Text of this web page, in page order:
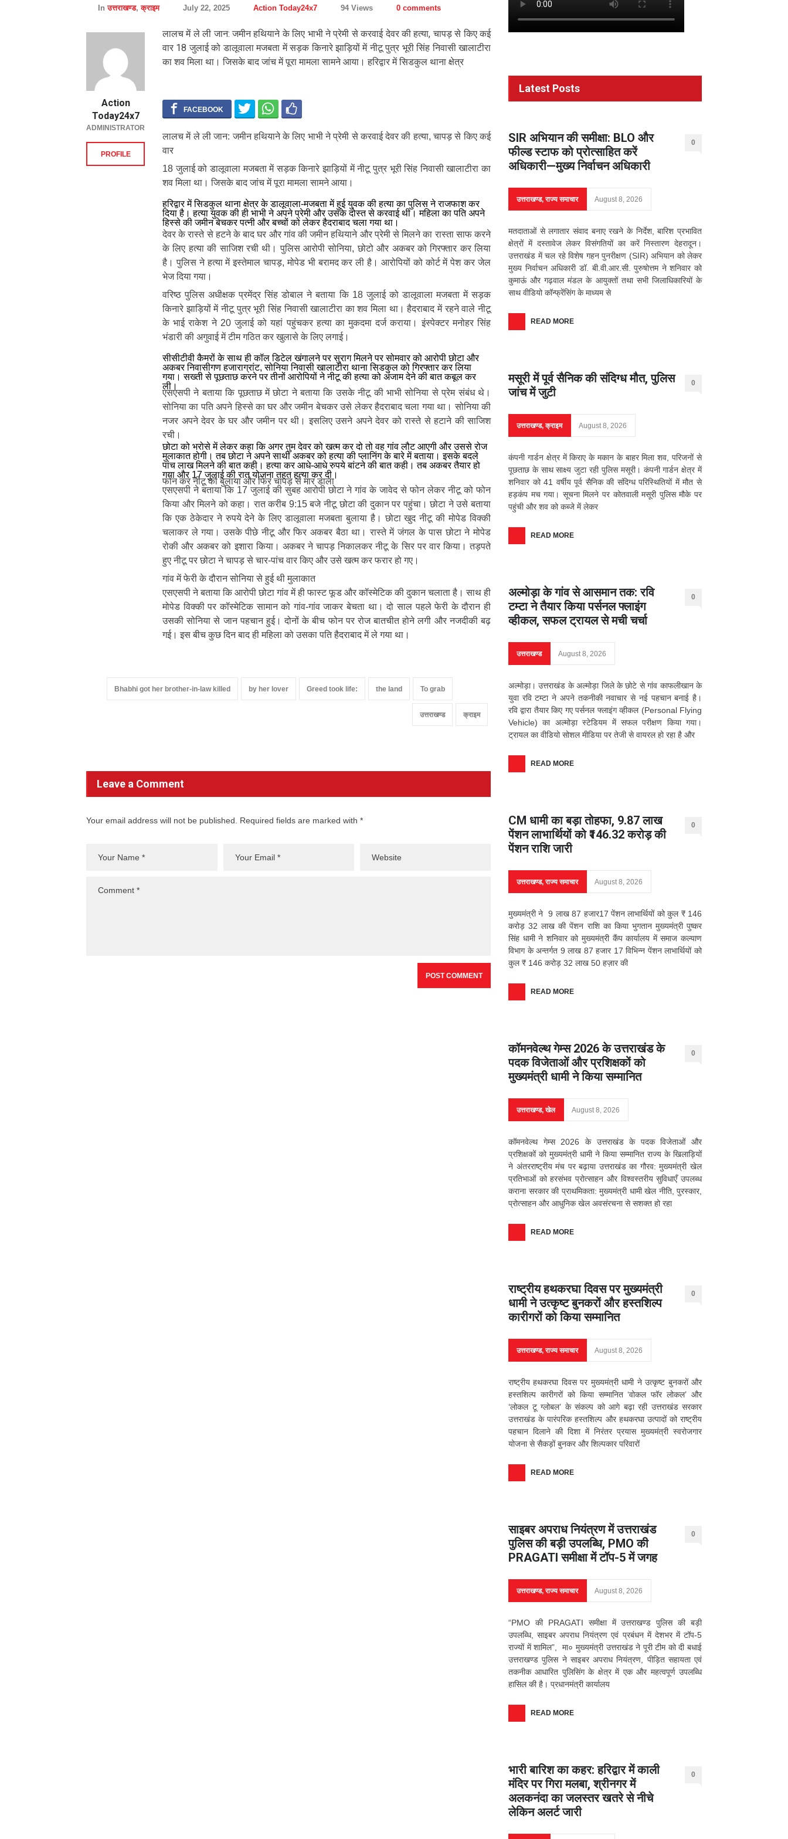
Inउत्तराखण्ड,क्राइम July 22, 2025 Action Today24x7 94 Views 0 comments
लालच में ले ली जान: जमीन हथियाने के लिए भाभी ने प्रेमी से करवाई देवर की हत्या, चापड़ से किए कई
वार 18 जुलाई को डालूवाला मजबता में सड़क किनारे झाड़ियों में नीटू पुत्र भूरी सिंह निवासी खालाटीरा
का शव मिला था। जिसके बाद जांच में पूरा मामला सामने आया। हरिद्वार में सिडकुल थाना क्षेत्र
लालच में ले ली जान: जमीन हथियाने के लिए भाभी ने प्रेमी से करवाई देवर की हत्या, चापड़ से किए कई
वार
18 जुलाई को डालूवाला मजबता में सड़क किनारे झाड़ियों में नीटू पुत्र भूरी सिंह निवासी खालाटीरा का
शव मिला था। जिसके बाद जांच में पूरा मामला सामने आया।
हरिद्वार में सिडकुल थाना क्षेत्र के डालूवाला-मजबता में हुई युवक की हत्या का पुलिस ने राजफाश कर
दिया है। हत्या युवक की ही भाभी ने अपने प्रेमी और उसके दोस्त से करवाई थी। महिला का पति अपने
हिस्से की जमीन बेचकर पत्नी और बच्चों को लेकर हैदराबाद चला गया था।
देवर के रास्ते से हटने के बाद घर और गांव की जमीन हथियाने और प्रेमी से मिलने का रास्ता साफ करने
के लिए हत्या की साजिश रची थी। पुलिस आरोपी सोनिया, छोटो और अकबर को गिरफ्तार कर लिया
है। पुलिस ने हत्या में इस्तेमाल चापड़, मोपेड भी बरामद कर ली है। आरोपियों को कोर्ट में पेश कर जेल
भेज दिया गया।
वरिष्ठ पुलिस अधीक्षक प्रमेंद्र सिंह डोबाल ने बताया कि 18 जुलाई को डालूवाला मजबता में सड़क
किनारे झाड़ियों में नीटू पुत्र भूरी सिंह निवासी खालाटीरा का शव मिला था। हैदराबाद में रहने वाले नीटू
के भाई राकेश ने 20 जुलाई को यहां पहुंचकर हत्या का मुकदमा दर्ज कराया। इंस्पेक्टर मनोहर सिंह
भंडारी की अगुवाई में टीम गठित कर खुलासे के लिए लगाई।
सीसीटीवी कैमरों के साथ ही कॉल डिटेल खंगालने पर सुराग मिलने पर सोमवार को आरोपी छोटा और
अकबर निवासीगण हजाराग्रांट, सोनिया निवासी खालाटीरा थाना सिडकुल को गिरफ्तार कर लिया
गया। सख्ती से पूछताछ करने पर तीनों आरोपियों ने नीटू की हत्या को अंजाम देने की बात कबूल कर
ली।
एसएसपी ने बताया कि पूछताछ में छोटा ने बताया कि उसके नीटू की भाभी सोनिया से प्रेम संबंध थे।
सोनिया का पति अपने हिस्से का घर और जमीन बेचकर उसे लेकर हैदराबाद चला गया था। सोनिया की
नजर अपने देवर के घर और जमीन पर थी। इसलिए उसने अपने देवर को रास्ते से हटाने की साजिश
रची।
छोटा को भरोसे में लेकर कहा कि अगर तुम देवर को खत्म कर दो तो वह गांव लौट आएगी और उससे रोज
मुलाकात होगी। तब छोटा ने अपने साथी अकबर को हत्या की प्लानिंग के बारे में बताया। इसके बदले
पांच लाख मिलने की बात कही। हत्या कर आधे-आधे रुपये बांटने की बात कही। तब अकबर तैयार हो
गया और 17 जुलाई की रात योजना तहत हत्या कर दी।
फोन कर नीटू को बुलाया और फिर चापड़ से मार डाला
एसएसपी ने बताया कि 17 जुलाई की सुबह आरोपी छोटा ने गांव के जावेद से फोन लेकर नीटू को फोन
किया और मिलने को कहा। रात करीब 9:15 बजे नीटू छोटा की दुकान पर पहुंचा। छोटा ने उसे बताया
कि एक ठेकेदार ने रुपये देने के लिए डालूवाला मजबता बुलाया है। छोटा खुद नीटू की मोपेड विक्की
चलाकर ले गया। उसके पीछे नीटू और फिर अकबर बैठा था। रास्ते में जंगल के पास छोटा ने मोपेड
रोकी और अकबर को इशारा किया। अकबर ने चापड़ निकालकर नीटू के सिर पर वार किया। तड़पते
हुए नीटू पर छोटा ने चापड़ से चार-पांच वार किए और उसे खत्म कर फरार हो गए।
गांव में फेरी के दौरान सोनिया से हुई थी मुलाकात
एसएसपी ने बताया कि आरोपी छोटा गांव में ही फास्ट फूड और कॉस्मेटिक की दुकान चलाता है। साथ ही
मोपेड विक्की पर कॉस्मेटिक सामान को गांव-गांव जाकर बेचता था। दो साल पहले फेरी के दौरान ही
उसकी सोनिया से जान पहचान हुई। दोनों के बीच फोन पर रोज बातचीत होने लगी और नजदीकी बढ़
गई। इस बीच कुछ दिन बाद ही महिला को उसका पति हैदराबाद में ले गया था।
Action
Today24x7
ADMINISTRATOR
PROFILE
Bhabhi got her brother-in-law killed by her lover Greed took life: the land To grab
उत्तराखण्ड क्राइम
Leave a Comment
Your email address will not be published. Required fields are marked with *
Latest Posts
SIR अभियान की समीक्षा: BLO और
फील्ड स्टाफ को प्रोत्साहित करें
अधिकारी—मुख्य निर्वाचन अधिकारी
0
उत्तराखण्ड,राज्य समाचार August 8, 2026
मतदाताओं से लगातार संवाद बनाए रखने के निर्देश, बारिश प्रभावित
क्षेत्रों में दस्तावेज लेकर विसंगतियों का करें निस्तारण देहरादून।
उत्तराखंड में चल रहे विशेष गहन पुनरीक्षण (SIR) अभियान को लेकर
मुख्य निर्वाचन अधिकारी डॉ. बी.वी.आर.सी. पुरुषोत्तम ने शनिवार को
कुमाऊं और गढ़वाल मंडल के आयुक्तों तथा सभी जिलाधिकारियों के
साथ वीडियो कॉन्फ्रेंसिंग के माध्यम से
READ MORE
मसूरी में पूर्व सैनिक की संदिग्ध मौत, पुलिस
जांच में जुटी
0
उत्तराखण्ड,क्राइम August 8, 2026
कंपनी गार्डन क्षेत्र में किराए के मकान के बाहर मिला शव, परिजनों से
पूछताछ के साथ साक्ष्य जुटा रही पुलिस मसूरी। कंपनी गार्डन क्षेत्र में
शनिवार को 41 वर्षीय पूर्व सैनिक की संदिग्ध परिस्थितियों में मौत से
हड़कंप मच गया। सूचना मिलने पर कोतवाली मसूरी पुलिस मौके पर
पहुंची और शव को कब्जे में लेकर
READ MORE
अल्मोड़ा के गांव से आसमान तक: रवि
टम्टा ने तैयार किया पर्सनल फ्लाइंग
व्हीकल, सफल ट्रायल से मची चर्चा
0
उत्तराखण्ड August 8, 2026
अल्मोड़ा। उत्तराखंड के अल्मोड़ा जिले के छोटे से गांव काफलीखान के
युवा रवि टम्टा ने अपने तकनीकी नवाचार से नई पहचान बनाई है।
रवि द्वारा तैयार किए गए पर्सनल फ्लाइंग व्हीकल (Personal Flying
Vehicle) का अल्मोड़ा स्टेडियम में सफल परीक्षण किया गया।
ट्रायल का वीडियो सोशल मीडिया पर तेजी से वायरल हो रहा है और
READ MORE
CM धामी का बड़ा तोहफा, 9.87 लाख
पेंशन लाभार्थियों को ₹146.32 करोड़ की
पेंशन राशि जारी
0
उत्तराखण्ड,राज्य समाचार August 8, 2026
मुख्यमंत्री ने 9 लाख 87 हजार17 पेंशन लाभार्थियों को कुल ₹ 146
करोड़ 32 लाख की पेंशन राशि का किया भुगतान मुख्यमंत्री पुष्कर
सिंह धामी ने शनिवार को मुख्यमंत्री कैंप कार्यालय में समाज कल्याण
विभाग के अन्तर्गत 9 लाख 87 हजार 17 विभिन्न पेंशन लाभार्थियों को
कुल ₹ 146 करोड़ 32 लाख 50 हज़ार की
READ MORE
कॉमनवेल्थ गेम्स 2026 के उत्तराखंड के
पदक विजेताओं और प्रशिक्षकों को
मुख्यमंत्री धामी ने किया सम्मानित
0
उत्तराखण्ड,खेल August 8, 2026
कॉमनवेल्थ गेम्स 2026 के उत्तराखंड के पदक विजेताओं और
प्रशिक्षकों को मुख्यमंत्री धामी ने किया सम्मानित राज्य के खिलाड़ियों
ने अंतरराष्ट्रीय मंच पर बढ़ाया उत्तराखंड का गौरव: मुख्यमंत्री खेल
प्रतिभाओं को हरसंभव प्रोत्साहन और विश्वस्तरीय सुविधाएँ उपलब्ध
कराना सरकार की प्राथमिकता: मुख्यमंत्री धामी खेल नीति, पुरस्कार,
प्रोत्साहन और आधुनिक खेल अवसंरचना से सशक्त हो रहा
READ MORE
राष्ट्रीय हथकरघा दिवस पर मुख्यमंत्री
धामी ने उत्कृष्ट बुनकरों और हस्तशिल्प
कारीगरों को किया सम्मानित
0
उत्तराखण्ड,राज्य समाचार August 8, 2026
राष्ट्रीय हथकरघा दिवस पर मुख्यमंत्री धामी ने उत्कृष्ट बुनकरों और
हस्तशिल्प कारीगरों को किया सम्मानित ‘वोकल फॉर लोकल’ और
‘लोकल टू ग्लोबल’ के संकल्प को आगे बढ़ा रही उत्तराखंड सरकार
उत्तराखंड के पारंपरिक हस्तशिल्प और हथकरघा उत्पादों को राष्ट्रीय
पहचान दिलाने की दिशा में निरंतर प्रयास मुख्यमंत्री स्वरोजगार
योजना से सैकड़ों बुनकर और शिल्पकार परिवारों
READ MORE
साइबर अपराध नियंत्रण में उत्तराखंड
पुलिस की बड़ी उपलब्धि, PMO की
PRAGATI समीक्षा में टॉप-5 में जगह
0
उत्तराखण्ड,राज्य समाचार August 8, 2026
“PMO की PRAGATI समीक्षा में उत्तराखण्ड पुलिस की बड़ी
उपलब्धि, साइबर अपराध नियंत्रण एवं प्रबंधन में देशभर में टॉप-5
राज्यों में शामिल”, मा० मुख्यमंत्री उत्तराखंड ने पूरी टीम को दी बधाई
उत्तराखण्ड पुलिस ने साइबर अपराध नियंत्रण, पीड़ित सहायता एवं
तकनीक आधारित पुलिसिंग के क्षेत्र में एक और महत्वपूर्ण उपलब्धि
हासिल की है। प्रधानमंत्री कार्यालय
READ MORE
भारी बारिश का कहर: हरिद्वार में काली
मंदिर पर गिरा मलबा, श्रीनगर में
अलकनंदा का जलस्तर खतरे से नीचे
लेकिन अलर्ट जारी
0